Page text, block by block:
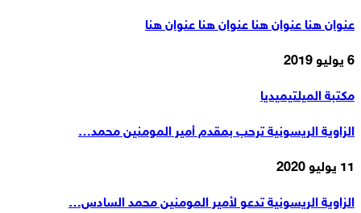
عنوان هنا عنوان هنا عنوان هنا عنوان هنا
6 يوليو 2019
مكتبة الميلتيميديا
الزاوية الريسونية ترحب بمقدم أمير المومنين محمد…
11 يوليو 2020
الزاوية الريسونية تدعو لأمير المومنين محمد السادس…